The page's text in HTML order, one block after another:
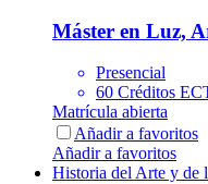
Máster en Luz,
Presencial
60 Créditos
Matrícula abierta
Añadir a favoritos
Añadir a favoritos
Historia del Arte y de